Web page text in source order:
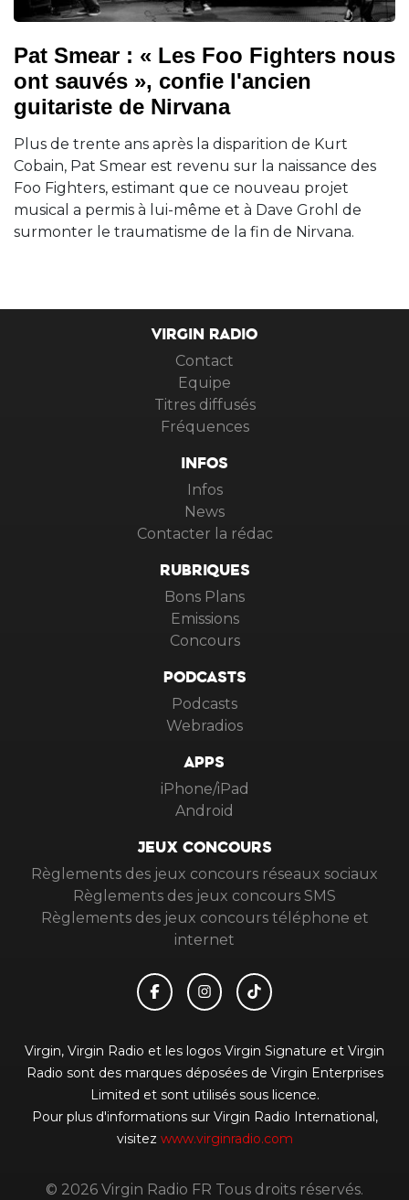
Pat Smear : « Les Foo Fighters nous
ont sauvés », confie l'ancien
guitariste de Nirvana
Plus de trente ans après la disparition de Kurt
Cobain, Pat Smear est revenu sur la naissance des
Foo Fighters, estimant que ce nouveau projet
musical a permis à lui-même et à Dave Grohl de
surmonter le traumatisme de la fin de Nirvana.
VIRGIN RADIO
Contact
Equipe
Titres diffusés
Fréquences
INFOS
Infos
News
Contacter la rédac
RUBRIQUES
Bons Plans
Emissions
Concours
PODCASTS
Podcasts
Webradios
APPS
iPhone/iPad
Android
JEUX CONCOURS
Règlements des jeux concours réseaux sociaux
Règlements des jeux concours SMS
Règlements des jeux concours téléphone et
internet
Virgin, Virgin Radio et les logos Virgin Signature et Virgin
Radio sont des marques déposées de Virgin Enterprises
Limited et sont utilisés sous licence.
Pour plus d'informations sur Virgin Radio International,
visitez www.virginradio.com
© 2026 Virgin Radio FR Tous droits réservés.